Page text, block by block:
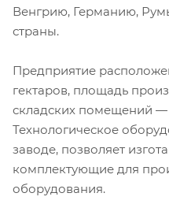
Венгрию, Германию,
страны.
Предприятие
гектаров, площадь
складских помещений —
Технологическое
заводе, позволяет
комплектующие для
оборудования.